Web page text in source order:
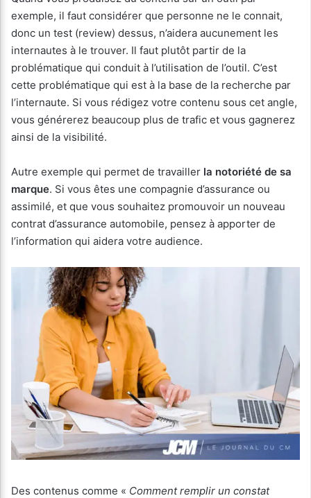
exemple, il faut considérer que personne ne le connait,
donc un test (review) dessus, n’aidera aucunement les
internautes à le trouver. Il faut plutôt partir de la
problématique qui conduit à l’utilisation de l’outil. C’est
cette problématique qui est à la base de la recherche par
l’internaute. Si vous rédigez votre contenu sous cet angle,
vous générerez beaucoup plus de trafic et vous gagnerez
ainsi de la visibilité.
Autre exemple qui permet de travailler la notoriété de sa
marque. Si vous êtes une compagnie d’assurance ou
assimilé, et que vous souhaitez promouvoir un nouveau
contrat d’assurance automobile, pensez à apporter de
l’information qui aidera votre audience.
Des contenus comme « Comment remplir un constat